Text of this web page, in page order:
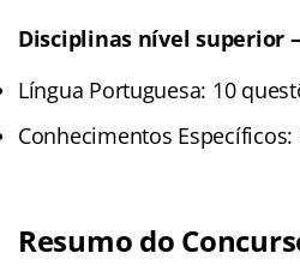
Disciplinas nível superior
Língua Portuguesa: 10
Conhecimentos Específicos:
Resumo do